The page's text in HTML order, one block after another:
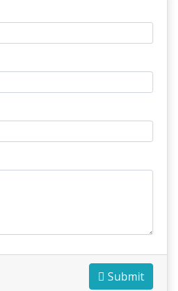
Submit